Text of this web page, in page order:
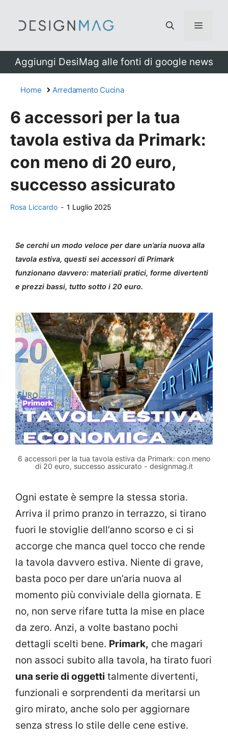
Menu
Aggiungi DesiMag alle fonti di google news
Home Arredamento Cucina
6 accessori per la tua
tavola estiva da Primark:
con meno di 20 euro,
successo assicurato
Rosa Liccardo - 1 Luglio 2025
Se cerchi un modo veloce per dare un’aria nuova alla
tavola estiva, questi sei accessori di Primark
funzionano davvero: materiali pratici, forme divertenti
e prezzi bassi, tutto sotto i 20 euro.
6 accessori per la tua tavola estiva da Primark: con meno
di 20 euro, successo assicurato - designmag.it
Ogni estate è sempre la stessa storia.
Arriva il primo pranzo in terrazzo, si tirano
fuori le stoviglie dell’anno scorso e ci si
accorge che manca quel tocco che rende
la tavola davvero estiva. Niente di grave,
basta poco per dare un’aria nuova al
momento più conviviale della giornata. E
no, non serve rifare tutta la mise en place
da zero. Anzi, a volte bastano pochi
dettagli scelti bene. Primark, che magari
non associ subito alla tavola, ha tirato fuori
una serie di oggetti talmente divertenti,
funzionali e sorprendenti da meritarsi un
giro mirato, anche solo per aggiornare
senza stress lo stile delle cene estive.